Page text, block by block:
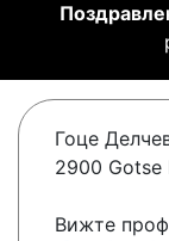
Гоце
2900 Gotse
Вижте